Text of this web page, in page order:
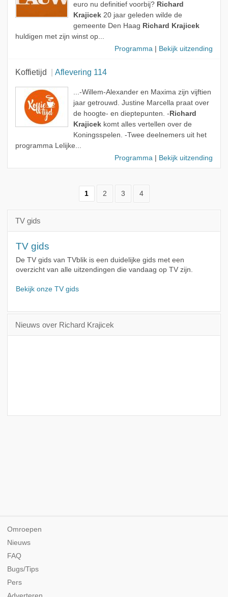
euro nu definitief voorbij? Richard
Krajicek20 jaar geleden wilde de
gemeente Den Haag Richard Krajicek
huldigen met zijn winst op...
Programma
Bekijk uitzending
Koffietijd Aflevering 114
...-Willem-Alexander en Maxima zijn vijftien
jaar getrouwd. Justine Marcella praat over
de hoogte- en dieptepunten. - Richard
Krajicekkomt alles vertellen over de
Koningsspelen. -Twee deelnemers uit het
programma Lelijke...
Programma
Bekijk uitzending
1 2 3 4
TV gids
TV gids
De TV gids van TVblik is een duidelijke gids met een
overzicht van alle uitzendingen die vandaag op TV zijn.
Bekijk onze TV gids
Nieuws over Richard Krajicek
Omroepen
Nieuws
FAQ
Bugs/Tips
Pers